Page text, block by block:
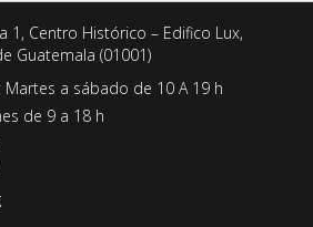
1, Centro Histórico – Edifico Lux,
Guatemala (01001)
Martes a sábado de 10 A 19 h
de 9 a 18 h